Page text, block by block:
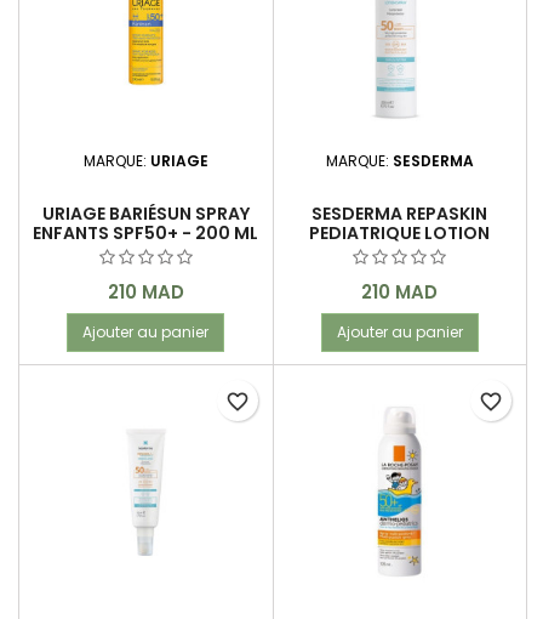
MARQUE: URIAGE
URIAGE BARIÉSUN SPRAY
ENFANTS SPF50+ - 200 ML
Prix
210 MAD
Ajouter au panier
MARQUE: SESDERMA
SESDERMA REPASKIN
PEDIATRIQUE LOTION
SPRAY SPF 50 200ML
Prix
210 MAD
Ajouter au panier
favorite_border favorite_border